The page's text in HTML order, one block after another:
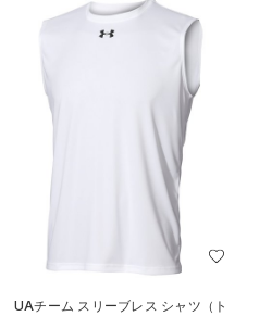
UAチーム スリーブレス シャツ（ト